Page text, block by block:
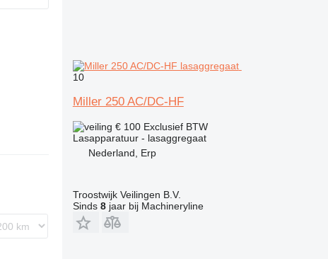
10
Miller 250 AC/DC-HF
€ 100 Exclusief BTW
Lasapparatuur - lasaggregaat
Nederland, Erp
Troostwijk Veilingen B.V.
Sinds 8jaar bij Machineryline